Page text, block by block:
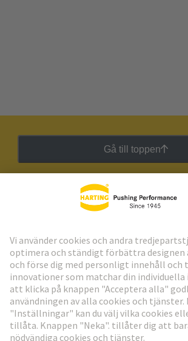
Gå till toppen
HARTING:s nyhetsbrev
Gå till registrering
Social Media